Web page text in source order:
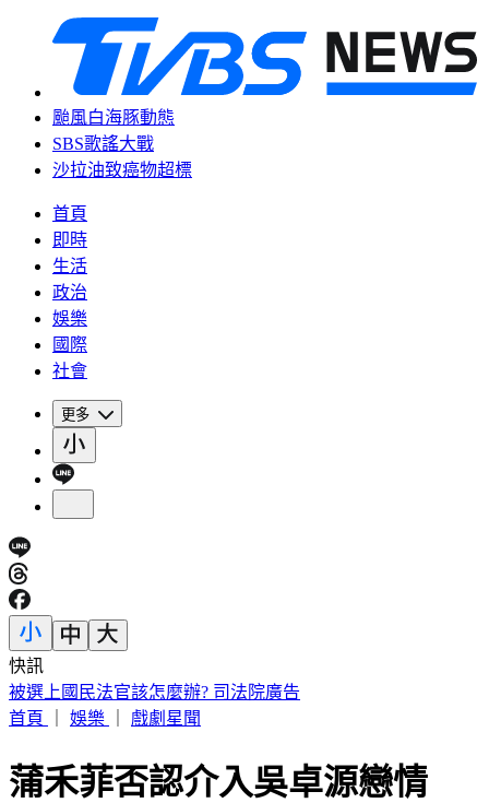
颱風白海豚動態
SBS歌謠大戰
沙拉油致癌物超標
首頁
即時
生活
政治
娛樂
國際
社會
更多
快訊
快訊／公公殺了婆婆！桃園平鎮區命案 死者半邊臉被砸爛
首頁
娛樂 戲劇星聞
蒲禾菲否認介入吳卓源戀情